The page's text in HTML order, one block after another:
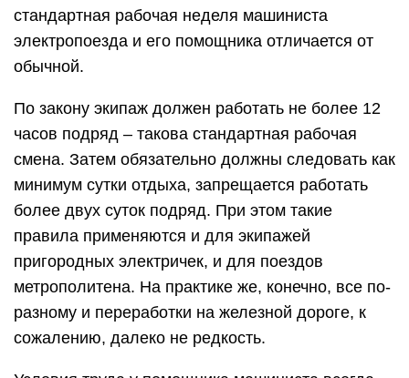
стандартная рабочая неделя машиниста
электропоезда и его помощника отличается от
обычной.
По закону экипаж должен работать не более 12
часов подряд – такова стандартная рабочая
смена. Затем обязательно должны следовать как
минимум сутки отдыха, запрещается работать
более двух суток подряд. При этом такие
правила применяются и для экипажей
пригородных электричек, и для поездов
метрополитена. На практике же, конечно, все по-
разному и переработки на железной дороге, к
сожалению, далеко не редкость.